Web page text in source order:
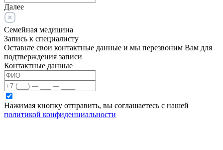
Далее
Семейная медицина
Запись к специалисту
Оставьте свои контактные данные и мы перезвоним Вам для
подтверждения записи
Контактные данные
Нажимая кнопку отправить, вы соглашаетесь с нашей
политикой конфиденциальности